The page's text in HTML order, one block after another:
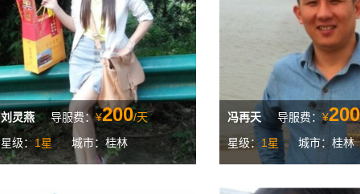
刘灵燕 导服费：¥200/天
星级：1星 城市：桂林
冯再天 导服费： ¥200
星级： 1星 城市：桂林